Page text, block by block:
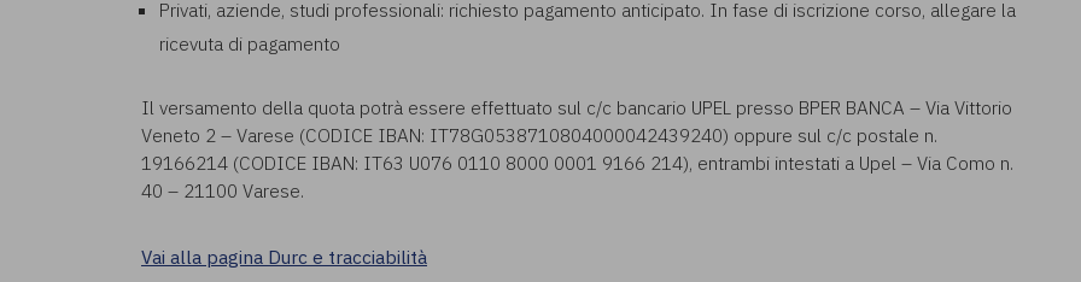
Privati, aziende, studi professionali: richiesto pagamento anticipato. In fase di iscrizione corso, allegare la
ricevuta di pagamento
Il versamento della quota potrà essere effettuato sul c/c bancario UPEL presso BPER BANCA – Via Vittorio
Veneto 2 – Varese (CODICE IBAN: IT78G0538710804000042439240) oppure sul c/c postale n.
19166214 (CODICE IBAN: IT63 U076 0110 8000 0001 9166 214), entrambi intestati a Upel – Via Como n.
40 – 21100 Varese.
Vai alla pagina Durc e tracciabilità